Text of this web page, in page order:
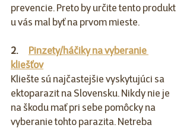
prevencie. Preto by určite tento produkt
u vás mal byť na prvom mieste.
2.
Pinzety/háčiky na vyberanie
kliešťov
Kliešte sú najčastejšie vyskytujúci sa
ektoparazit na Slovensku. Nikdy nie je
na škodu mať pri sebe pomôcky na
vyberanie tohto parazita. Netreba